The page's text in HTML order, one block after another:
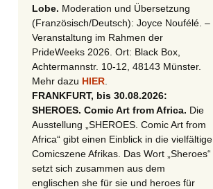
Lobe. Moderation und Übersetzung
(Französisch/Deutsch): Joyce Noufélé. –
Veranstaltung im Rahmen der
PrideWeeks 2026. Ort: Black Box,
Achtermannstr. 10-12, 48143 Münster.
Mehr dazu HIER
FRANKFURT, bis 30.08.2026:
SHEROES. Comic Art from Africa. Die
Ausstellung „SHEROES. Comic Art from
Africa“ gibt einen Einblick in die vielfältige
Comicszene Afrikas. Das Wort „Sheroes“
setzt sich zusammen aus dem
englischen she für sie und heroes für